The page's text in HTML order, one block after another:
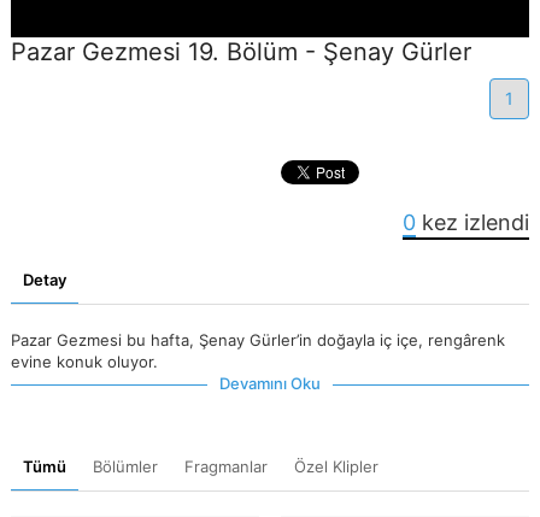
Pazar Gezmesi 19. Bölüm - Şenay Gürler
1
0 kez izlendi
Detay
Pazar Gezmesi bu hafta, Şenay Gürler’in doğayla iç içe, rengârenk
evine konuk oluyor.
Devamını Oku
Tümü Bölümler Fragmanlar Özel Klipler